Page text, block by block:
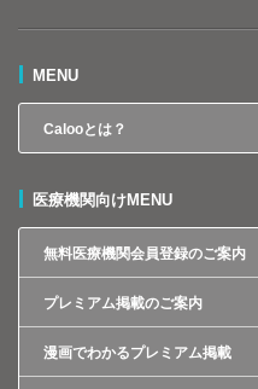
MENU
Calooとは？
医療機関向けMENU
無料医療機関会員登録のご案内
プレミアム掲載のご案内
漫画でわかるプレミアム掲載